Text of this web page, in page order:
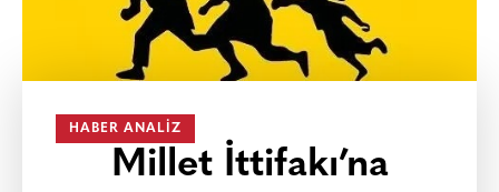
HABER ANALIZ
Millet İttifakı’na